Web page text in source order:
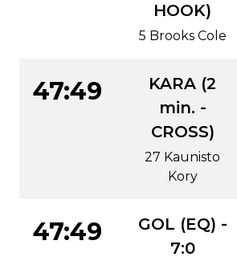
HOOK)
5 Brooks Cole
47:49
KARA (2
min. -
CROSS)
27 Kaunisto
Kory
47:49
GOL (EQ) -
7:0